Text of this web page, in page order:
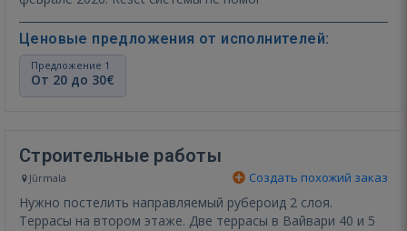
Ценовые предложения от исполнителей:
Предложение 1
От 20 до 30€
Строительные работы
Jūrmala Создать похожий заказ
Нужно постелить направляемый рубероид 2 слоя.
Террасы на втором этаже. Две террасы в Вайвари 40 и 5